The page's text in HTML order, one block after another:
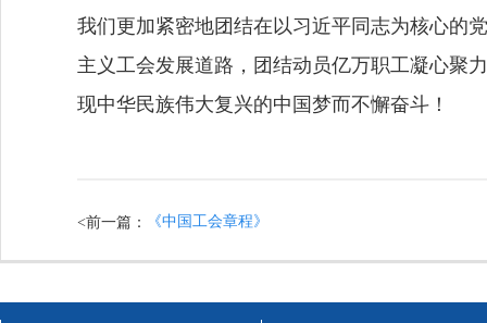
我们更加紧密地团结在以习近平同志为核心的
主义工会发展道路，团结动员亿万职工凝心聚
现中华民族伟大复兴的中国梦而不懈奋斗！
<前一篇： 《中国工会章程》